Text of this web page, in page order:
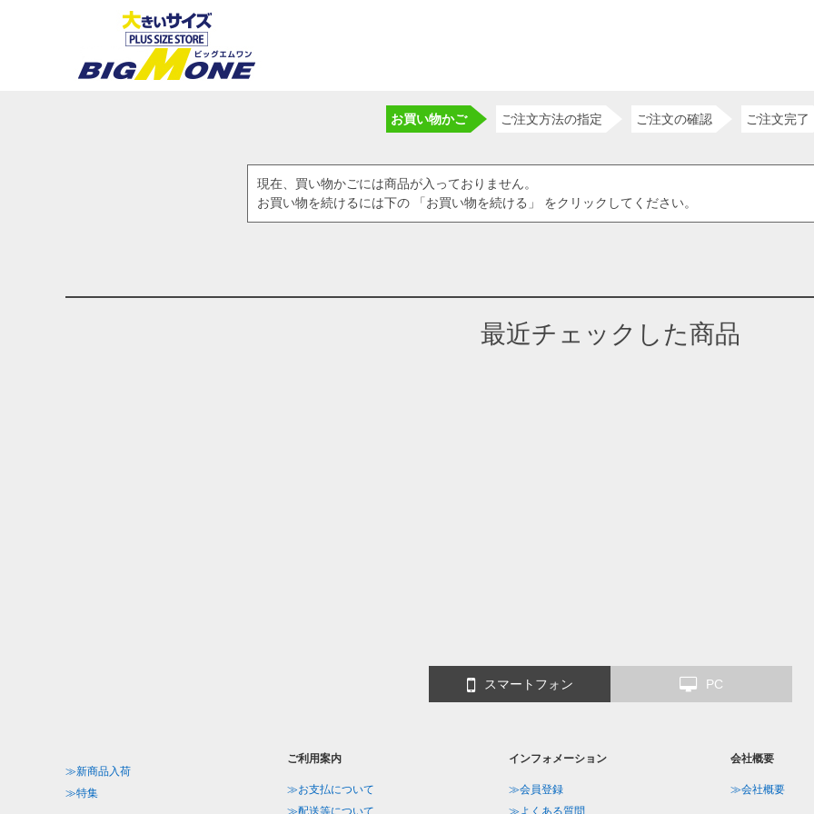
お買い物かご ご注文方法の指定 ご注文の確認 ご注文完了
現在、買い物かごには商品が入っておりません。
お買い物を続けるには下の 「お買い物を続ける」 をクリックしてください。
最近チェックした商品
スマートフォン PC
≫新商品入荷
≫特集
ご利用案内
≫お支払について
≫配送等について
インフォメーション
≫会員登録
≫よくある質問
会社概要
≫会社概要